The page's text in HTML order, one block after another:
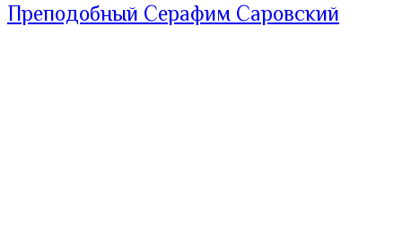
Преподобный Серафим Саровский